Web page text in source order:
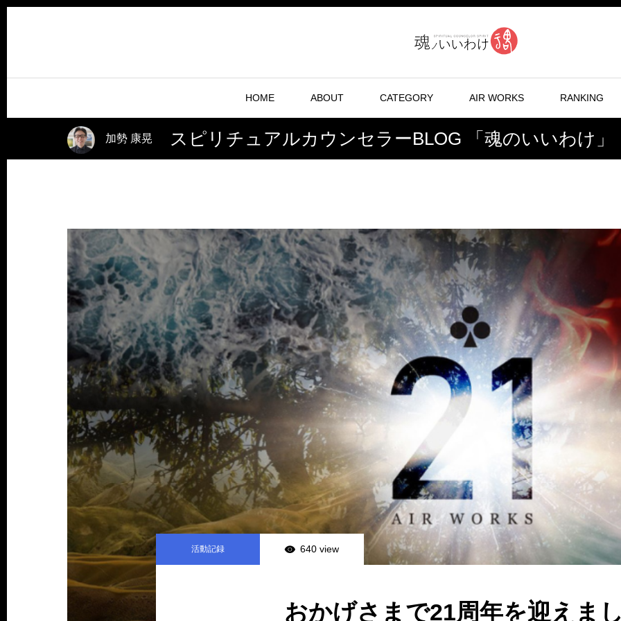
HOME ABOUT CATEGORY AIR WORKS RANKING
加勢 康晃 スピリチュアルカウンセラーBLOG 「魂のいいわけ」
活動記録 640 view
おかげさまで21周年を迎えま